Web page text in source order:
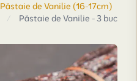
Păstaie de Vanilie (16-17cm)
/
Păstaie de Vanilie - 3 buc